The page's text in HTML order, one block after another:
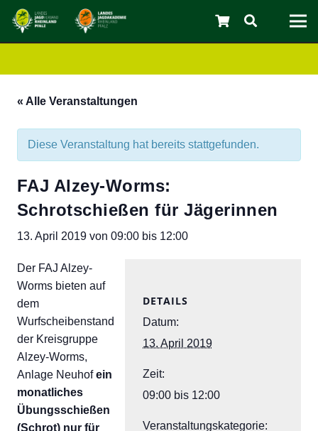
« Alle Veranstaltungen
Diese Veranstaltung hat bereits stattgefunden.
FAJ Alzey-Worms:
Schrotschießen für Jägerinnen
13. April 2019 von 09:00 bis 12:00
Der FAJ Alzey-
Worms bieten auf
dem
Wurfscheibenstand
der Kreisgruppe
Alzey-Worms,
Anlage Neuhofein
monatliches
Übungsschießen
(Schrot) nur für
DETAILS
Datum:
13. April 2019
Zeit:
09:00 bis 12:00
Veranstaltungskategorie: